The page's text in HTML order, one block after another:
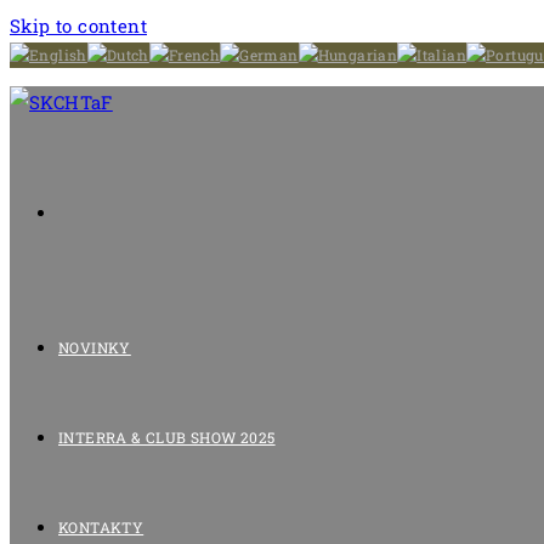
Skip to content
NOVINKY
INTERRA & CLUB SHOW 2025
KONTAKTY